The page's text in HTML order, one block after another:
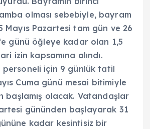
olması sebebiyle, bayram
Mayıs Pazartesi tam gün ve 26
günü öğleye kadar olan 1,5
izin kapsamına alındı.
personeli için 9 günlük tatil
Cuma günü mesai bitimiyle
başlamış olacak. Vatandaşlar
gününden başlayarak 31
kadar kesintisiz bir